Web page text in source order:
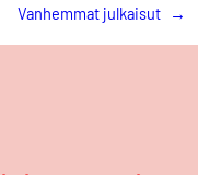
Vanhemmat julkaisut →